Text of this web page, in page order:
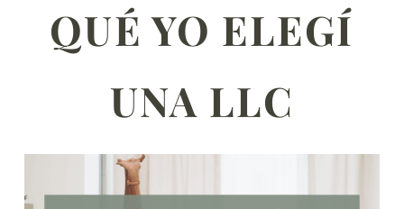
QUÉ YO ELEGÍ
UNA LLC